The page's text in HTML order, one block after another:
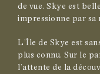
de vue. Skye est
impressionne par sa
L’Île de Skye est
plus connu. Sur le
l’attente de la